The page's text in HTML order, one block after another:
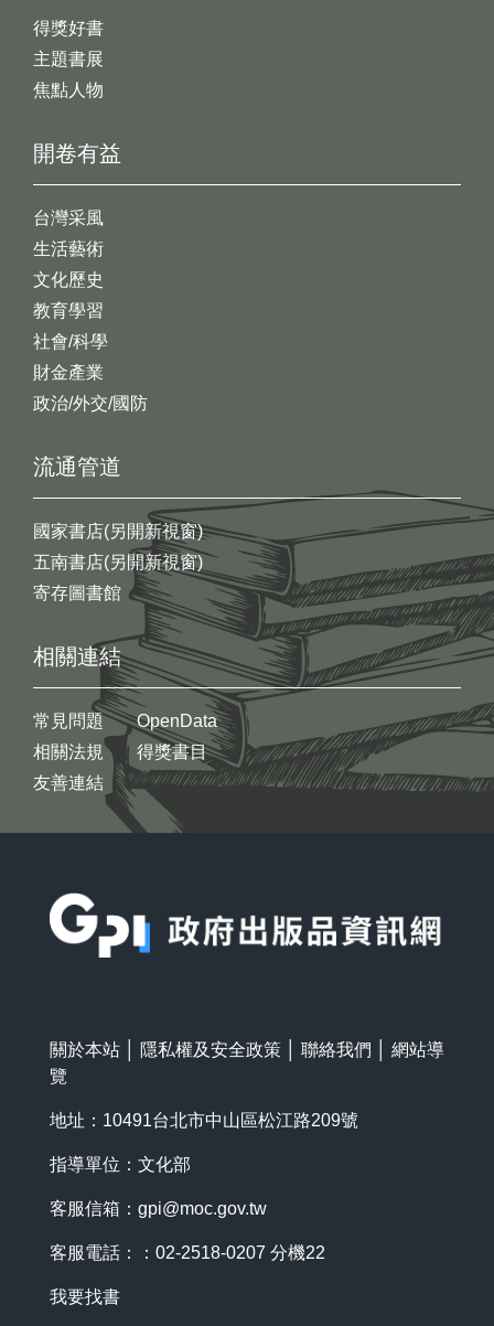
開卷有益
台灣采風
生活藝術
文化歷史
教育學習
社會/科學
財金產業
政治/外交/國防
得獎好書
主題書展
焦點人物
流通管道
國家書店(另開新視窗)
五南書店(另開新視窗)
寄存圖書館
相關連結
常見問題
相關法規
友善連結
OpenData
得獎書目
關於本站 隱私權及安全政策 聯絡我們
網站導
覽
地址：10491台北市中山區松江路209號
指導單位：文化部
客服信箱： gpi@moc.gov.tw
客服電話：：02-2518-0207 分機22
我要找書